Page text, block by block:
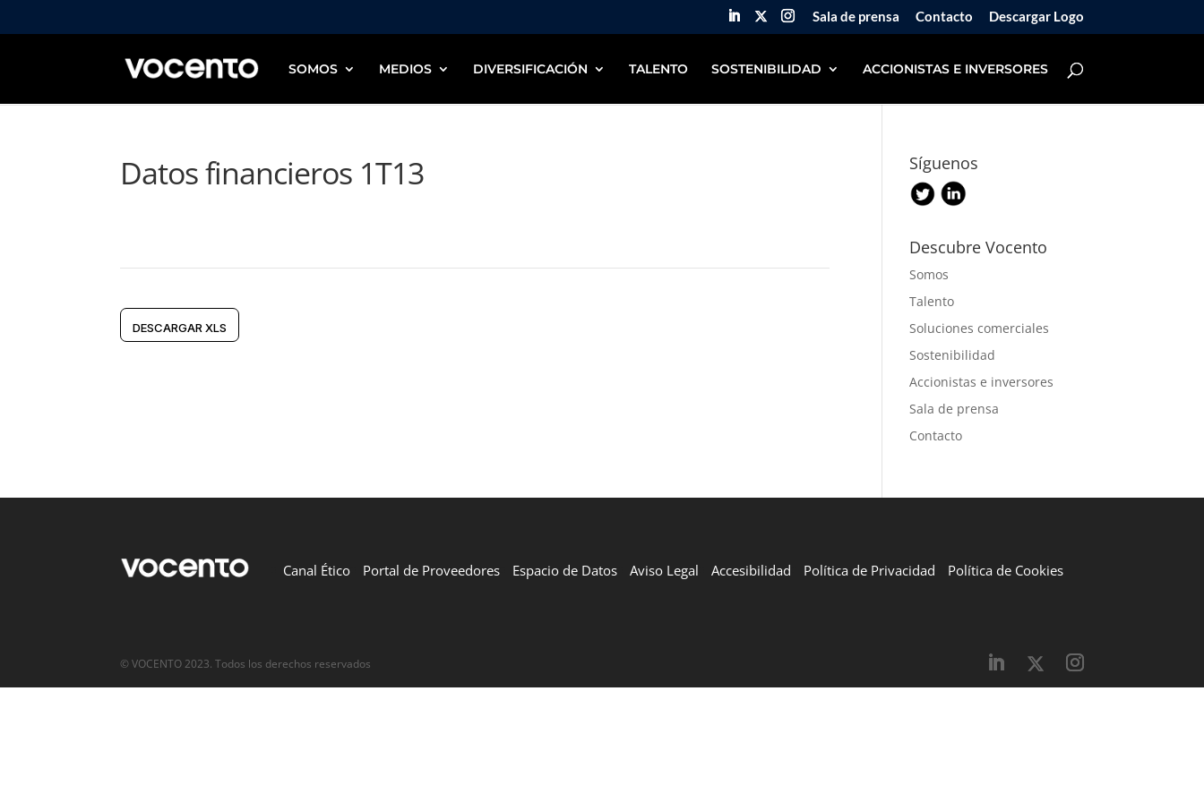
Sala de prensa Contacto Descargar Logo
SOMOS MEDIOS DIVERSIFICACIÓN TALENTO SOSTENIBILIDAD ACCIONISTAS E INVERSORES
Datos financieros 1T13
DESCARGAR XLS
Síguenos
Descubre Vocento
Somos
Talento
Soluciones comerciales
Sostenibilidad
Accionistas e inversores
Sala de prensa
Contacto
Canal Ético Portal de Proveedores Espacio de Datos Aviso Legal Accesibilidad Política de Privacidad Política de Cookies
© VOCENTO 2023. Todos los derechos reservados